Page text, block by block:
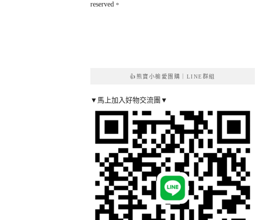
reserved。
👍熊寶小榆愛團購｜LINE群組
▼馬上加入好物交流團▼